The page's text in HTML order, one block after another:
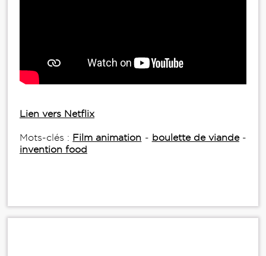
Lien vers Netflix
Mots-clés : Film animation - boulette de viande-
invention food